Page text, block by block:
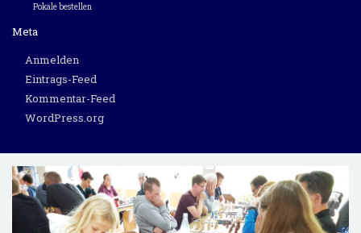
Pokale bestellen
Meta
Anmelden
Eintrags-Feed
Kommentar-Feed
WordPress.org